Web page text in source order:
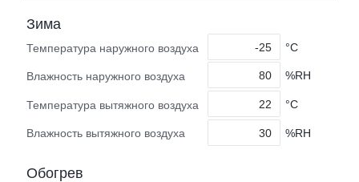
Зима
Температура наружного воздуха °C
Влажность наружного воздуха %RH
Температура вытяжного воздуха °C
Влажность вытяжного воздуха %RH
Обогрев